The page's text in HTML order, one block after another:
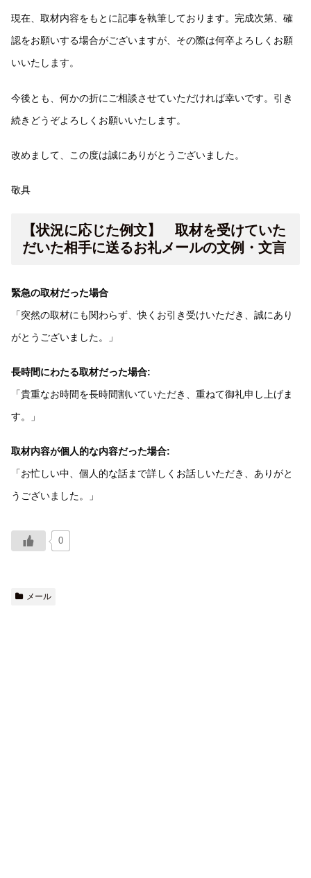
現在、取材内容をもとに記事を執筆しております。完成次第、確
認をお願いする場合がございますが、その際は何卒よろしくお願
いいたします。
今後とも、何かの折にご相談させていただければ幸いです。引き
続きどうぞよろしくお願いいたします。
改めまして、この度は誠にありがとうございました。
敬具
【状況に応じた例文】 取材を受けていた
だいた相手に送るお礼メールの文例・文言
緊急の取材だった場合
「突然の取材にも関わらず、快くお引き受けいただき、誠にあり
がとうございました。」
長時間にわたる取材だった場合:
「貴重なお時間を長時間割いていただき、重ねて御礼申し上げま
す。」
取材内容が個人的な内容だった場合:
「お忙しい中、個人的な話まで詳しくお話しいただき、ありがと
うございました。」
0
メール